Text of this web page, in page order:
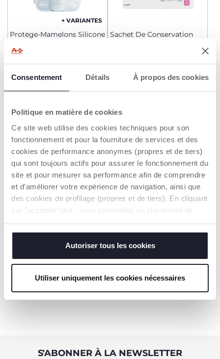
Consentement Détails À propos des cookies
Politique en matière de cookies
Ce site web utilise des cookies techniques pour son
fonctionnement et pour la fourniture de services et des
cookies de performance anonymes (propres et de tiers)
qui sont toujours actifs pour assurer le fonctionnement du
site et pour mesurer sa performance afin de comprendre
et d'améliorer votre expérience de navigation, ainsi que
des cookies de profilage (propres et de tiers). En cliquant
sur "accepter tout", vous consentez au placement de
tous les cookies. Si vous souhaitez en savoir plus ou
modifier ou révoquer le consentement de tous les
cookies ou de certains d'entre eux, cliquez sur "afficher
les détails". En fermant cette bannière, vous consentez à
sont indispensables pour profiter du service demandé.
Autoriser tous les cookies
Utiliser uniquement les cookies nécessaires
+ VARIANTES
Protège-Mamelons Silicone
11,99 €
AJOUTER
Sachet De Conservation
AJOUTER
2=3
+ VARIANTES
AJOUTER
S'ABONNER À LA NEWSLETTER